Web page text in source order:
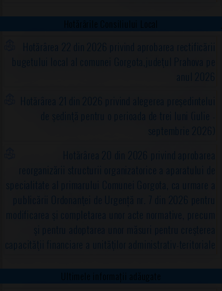
Hotărârile Consiliului Local
Hotărârea 22 din 2026 privind aprobarea rectificării
bugetului local al comunei Gorgota,judeţul Prahova pe
anul 2026
Hotărârea 21 din 2026 privind alegerea preşedintelui
de şedinţă pentru o perioada de trei luni (iulie -
septembrie 2026)
Hotărârea 20 din 2026 privind aprobarea
reorganizării structurii organizatorice a aparatului de
specialitate al primarului Comunei Gorgota, ca urmare a
publicării Ordonanţei de Urgență nr. 7 din 2026 pentru
modificarea şi completarea unor acte normative, precum
şi pentru adoptarea unor măsuri pentru creşterea
capacităţii financiare a unităţilor administrativ-teritoriale
Ultimele informații adăugate